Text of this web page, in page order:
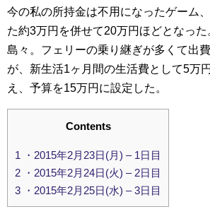
今の私の所持金は不用になったゲーム
た約3万円を併せて20万円ほどとなっ
島々。フェリーの乗り継ぎが多くて出
が、新生活1ヶ月間の生活費として5万
え、予算を15万円に設定した。
Contents
1 ・2015年2月23日(月) – 1日目
2 ・2015年2月24日(火) – 2日目
3 ・2015年2月25日(水) – 3日目